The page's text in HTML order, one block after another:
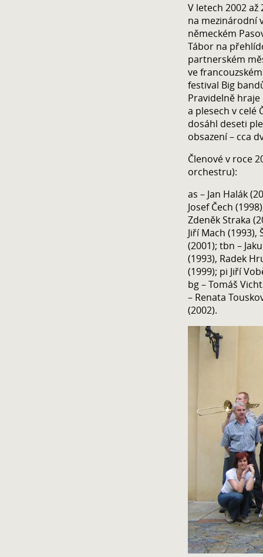
V letech 2002
na mezinárodní
německém
Tábor na
partnerském
ve
festival Big
Pravidelně
a plesech v celé
dosáhl deseti
obsazení – cca
Členové v roce
orchestru):
as – Jan Halák
Josef Čech
Zdeněk Straka
Jiří Mach (1993),
(2001); tbn –
(1993), Radek
(1999); pi Jiří
bg – Tomáš
– Renata
(2002).